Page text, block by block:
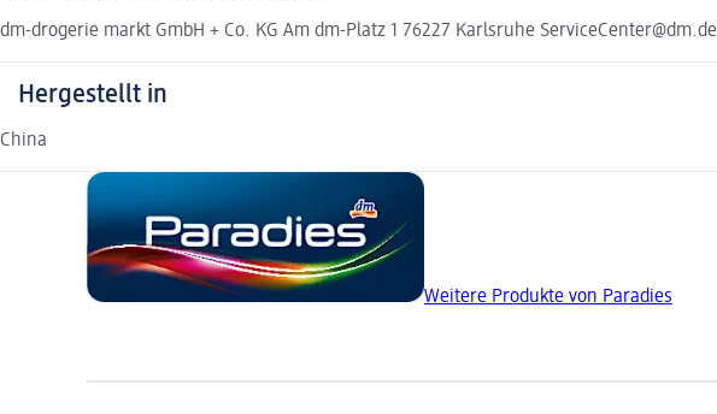
dm-drogerie markt GmbH + Co. KG Am dm-Platz 1 76227 Karlsruhe ServiceCenter@dm.de
Hergestellt in
China
Weitere Produkte von Paradies